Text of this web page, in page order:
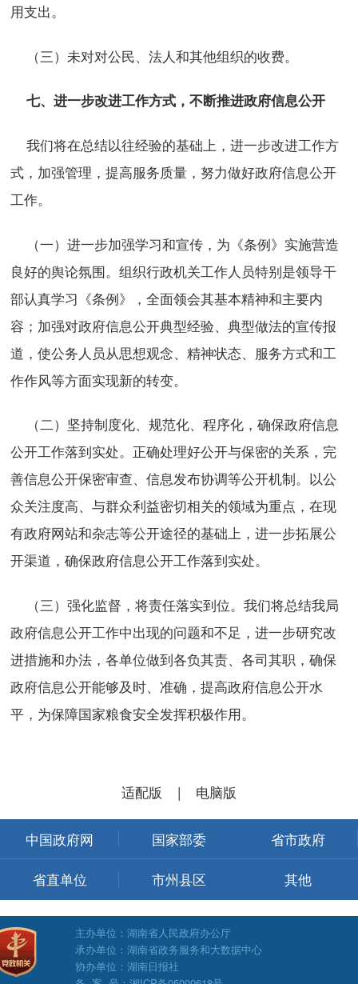
用支出。
（三）未对对公民、法人和其他组织的收费。
七、 进一步改进工作方式，不断推进政府信息公开
我们将在总结以往经验的基础上，进一步改进工作方
式，加强管理，提高服务质量，努力做好政府信息公开
工作。
（一）进一步加强学习和宣传，为《条例》实施营造
良好的舆论氛围。组织行政机关工作人员特别是领导干
部认真学习《条例》，全面领会其基本精神和主要内
容；加强对政府信息公开典型经验、典型做法的宣传报
道，使公务人员从思想观念、精神状态、服务方式和工
作作风等方面实现新的转变。
（二）坚持制度化、规范化、程序化，确保政府信息
公开工作落到实处。正确处理好公开与保密的关系，完
善信息公开保密审查、信息发布协调等公开机制。以公
众关注度高、与群众利益密切相关的领域为重点，在现
有政府网站和杂志等公开途径的基础上，进一步拓展公
开渠道，确保政府信息公开工作落到实处。
（三）强化监督，将责任落实到位。我们将总结我局
政府信息公开工作中出现的问题和不足，进一步研究改
进措施和办法，各单位做到各负其责、各司其职，确保
政府信息公开能够及时、准确，提高政府信息公开水
平，为保障国家粮食安全发挥积极作用。
适配版 | 电脑版
中国政府网 国家部委 省市政府
省直单位 市州县区 其他
主办单位：湖南省人民政府办公厅
承办单位：湖南省政务服务和大数据中心
协办单位：湖南日报社